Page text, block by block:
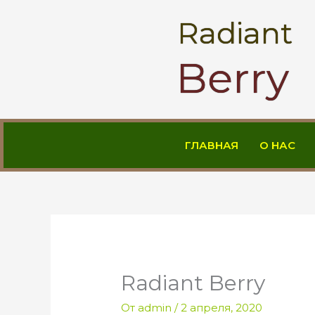
Radiant
Berry
ГЛАВНАЯ О НАС
Radiant Berry
Отadmin/2 апреля, 2020